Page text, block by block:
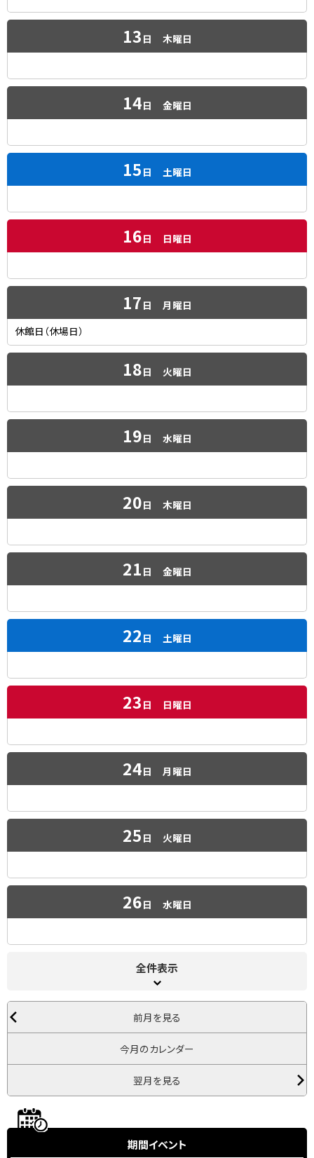
13 日 木曜日
14日 金曜日
15 日 土曜日
16日 日曜日
17 日
月曜日
休館日（休場日）
18日 火曜日
19日 水曜日
20日 木曜日
21 日 金曜日
22 日 土曜日
23 日 日曜日
24日 月曜日
25 日 火曜日
26日 水曜日
全件表示
前月を見る
今月のカレンダー
翌月を見る
期間イベント